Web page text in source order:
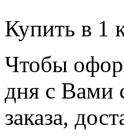
Купить в 1
Чтобы
дня с Вами
заказа,